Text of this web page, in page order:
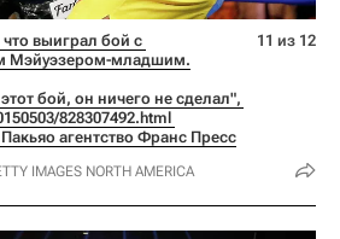
выиграл бой с
Мэйуэзером-младшим.
бой, он ничего не сделал",
828307492.html
агентство Франс Пресс
IMAGES NORTH AMERICA
11 из 12